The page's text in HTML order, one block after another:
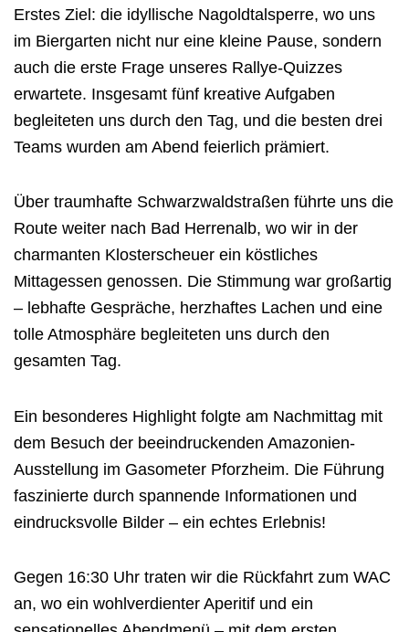
Erstes Ziel: die idyllische Nagoldtalsperre, wo uns
im Biergarten nicht nur eine kleine Pause, sondern
auch die erste Frage unseres Rallye-Quizzes
erwartete. Insgesamt fünf kreative Aufgaben
begleiteten uns durch den Tag, und die besten drei
Teams wurden am Abend feierlich prämiert.
Über traumhafte Schwarzwaldstraßen führte uns die
Route weiter nach Bad Herrenalb, wo wir in der
charmanten Klosterscheuer ein köstliches
Mittagessen genossen. Die Stimmung war großartig
– lebhafte Gespräche, herzhaftes Lachen und eine
tolle Atmosphäre begleiteten uns durch den
gesamten Tag.
Ein besonderes Highlight folgte am Nachmittag mit
dem Besuch der beeindruckenden Amazonien-
Ausstellung im Gasometer Pforzheim. Die Führung
faszinierte durch spannende Informationen und
eindrucksvolle Bilder – ein echtes Erlebnis!
Gegen 16:30 Uhr traten wir die Rückfahrt zum WAC
an, wo ein wohlverdienter Aperitif und ein